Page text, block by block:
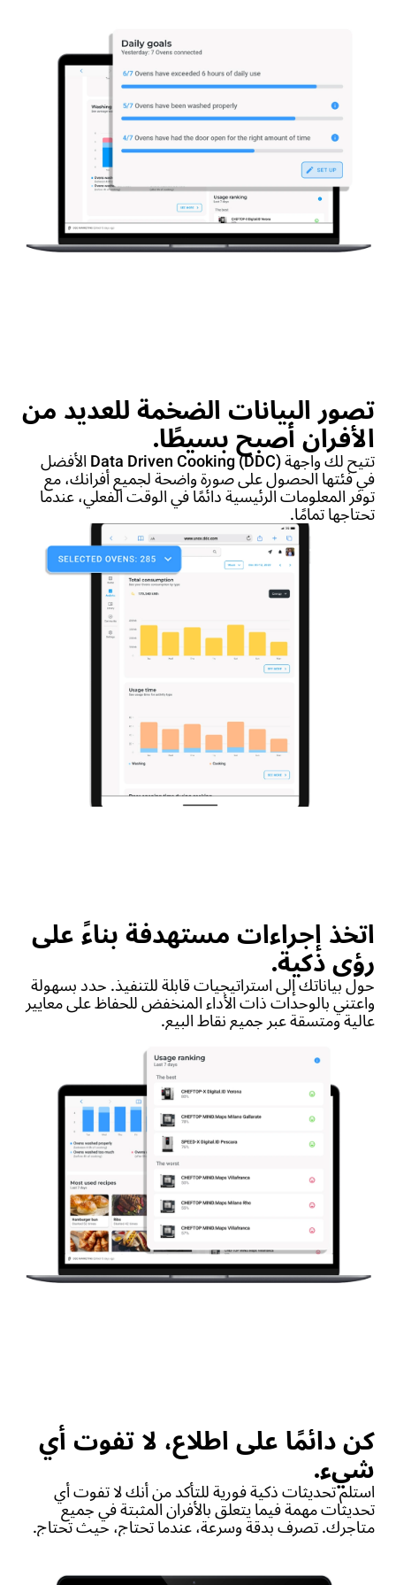
تصور البيانات الضخمة للعديد من
الأفران أصبح بسيطًا.
تتيح لك واجهة Data Driven Cooking (DDC) الأفضل
في فئتها الحصول على صورة واضحة لجميع أفرانك، مع
توفر المعلومات الرئيسية دائمًا في الوقت الفعلي، عندما
تحتاجها تمامًا.
اتخذ إجراءات مستهدفة بناءً على
رؤى ذكية.
حول بياناتك إلى استراتيجيات قابلة للتنفيذ. حدد بسهولة
واعتني بالوحدات ذات الأداء المنخفض للحفاظ على معايير
عالية ومتسقة عبر جميع نقاط البيع.
كن دائمًا على اطلاع، لا تفوت أي
شيء.
استلم تحديثات ذكية فورية للتأكد من أنك لا تفوت أي
تحديثات مهمة فيما يتعلق بالأفران المثبتة في جميع
متاجرك. تصرف بدقة وسرعة، عندما تحتاج، حيث تحتاج.